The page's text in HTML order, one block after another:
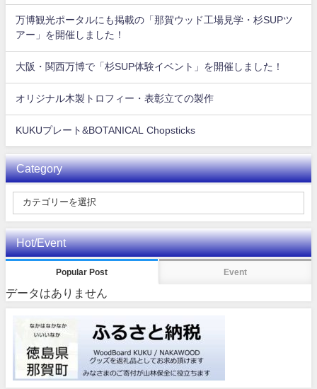
万博観光ポータルにも掲載の「那賀ウッド工場見学・杉SUPツ
アー」を開催しました！
大阪・関西万博で「杉SUP体験イベント」を開催しました！
オリジナル木製トロフィー・表彰立ての製作
KUKUプレート&BOTANICAL Chopsticks
Category
Hot/Event
Popular Post Event
データはありません